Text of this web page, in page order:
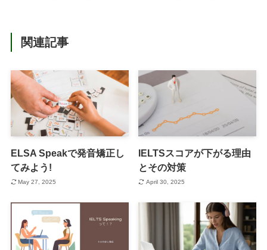
関連記事
ELSA Speakで発音矯正し
てみよう!
May 27, 2025
IELTSスコアが下がる理由
とその対策
April 30, 2025